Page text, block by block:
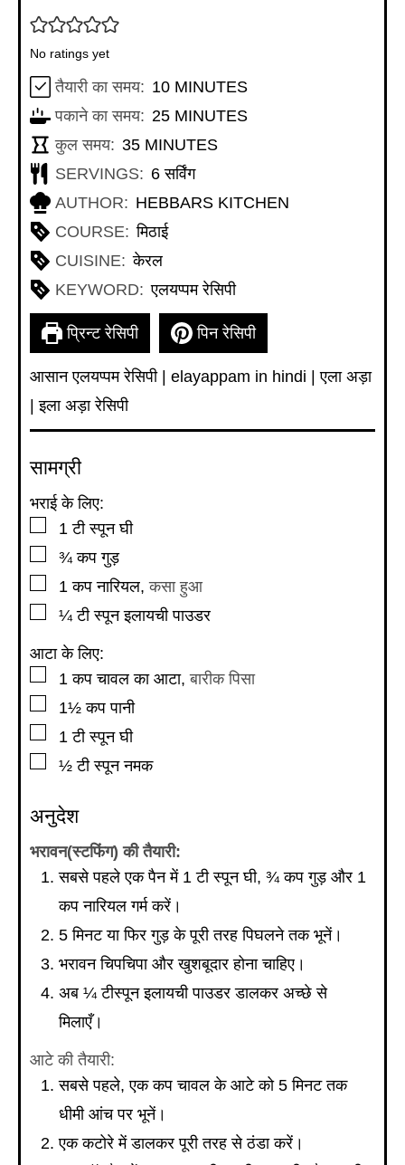
No ratings yet
तैयारी का समय: 10MINUTES
MINUTES
पकाने का समय: 25MINUTES
MINUTES
कुल समय: 35MINUTES
MINUTES
SERVINGS: 6 सर्विंग
AUTHOR: HEBBARS KITCHEN
COURSE: मिठाई
CUISINE: केरल
KEYWORD: एलयप्पम रेसिपी
प्रिन्ट रेसिपी पिन रेसिपी
आसान एलयप्पम रेसिपी | elayappam in hindi | एला अड़ा
| इला अड़ा रेसिपी
सामग्री
भराई के लिए:
▢
1 टी स्पून घी
▢
¾ कप गुड़
▢
1 कप नारियल,कसा हुआ
▢
¼ टी स्पून इलायची पाउडर
आटा के लिए:
▢
1 कप चावल का आटा,बारीक पिसा
▢
1½ कप पानी
▢
1 टी स्पून घी
▢
½ टी स्पून नमक
अनुदेश
भरावन(स्टफिंग) की तैयारी:
सबसे पहले एक पैन में 1 टी स्पून घी, ¾ कप गुड़ और 1
कप नारियल गर्म करें।
5 मिनट या फिर गुड़ के पूरी तरह पिघलने तक भूनें।
भरावन चिपचिपा और खुशबूदार होना चाहिए।
अब ¼ टीस्पून इलायची पाउडर डालकर अच्छे से
मिलाएँ।
आटे की तैयारी:
सबसे पहले, एक कप चावल के आटे को 5 मिनट तक
धीमी आंच पर भूनें।
एक कटोरे में डालकर पूरी तरह से ठंडा करें।